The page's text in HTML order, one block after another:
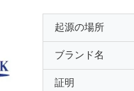
起源の場所
ブランド名
証明